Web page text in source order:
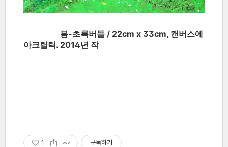
봄-초록버들 / 22cm x 33cm, 캔버스에
아크릴릭. 2014년 작
1 구독하기